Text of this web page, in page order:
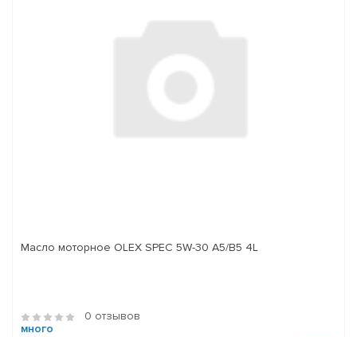
Масло моторное OLEX SPEC 5W-30 A5/B5 4L
0 отзывов
много